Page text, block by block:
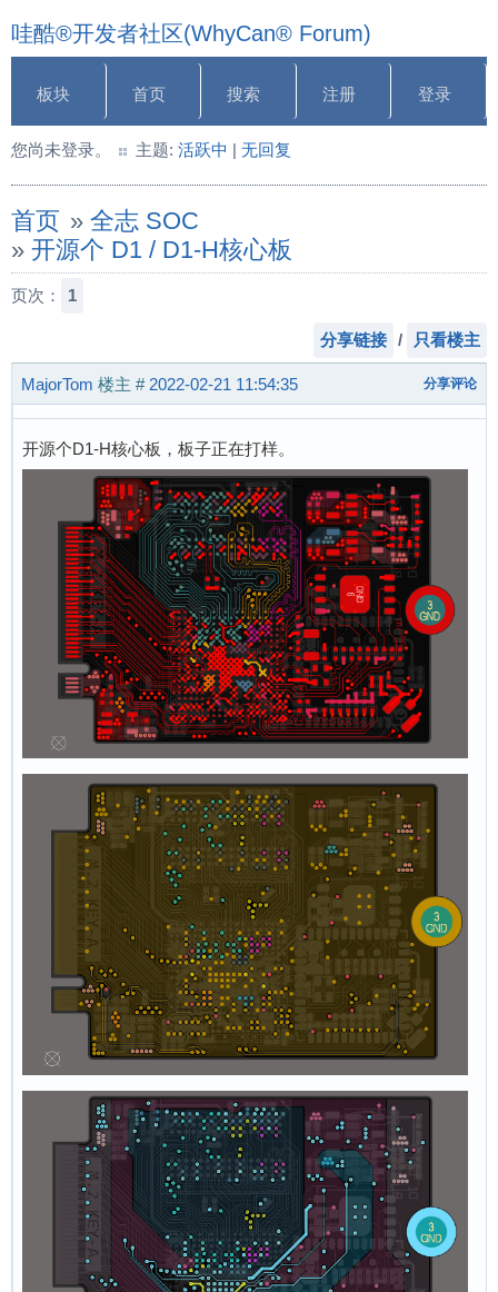
哇酷®开发者社区(WhyCan® Forum)
板块 首页 搜索 注册 登录
您尚未登录。 主题: 活跃中 | 无回复
首页 » 全志 SOC
» 开源个 D1 / D1-H核心板
页次： 1
分享链接 / 只看楼主
MajorTom 楼主 # 2022-02-21 11:54:35 分享评论
开源个D1-H核心板，板子正在打样。